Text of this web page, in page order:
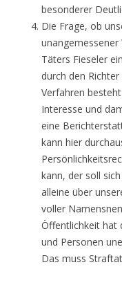
besonderer
Die Frage, ob
unangemessener
Täters Fieseler
durch den
Verfahren
Interesse und
eine
kann hier
kann, der soll
alleine über
voller
Öffentlichkeit hat
und Personen
Das muss